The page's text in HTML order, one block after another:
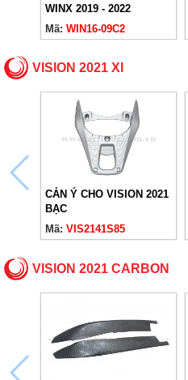
WINX 2019 - 2022
CARBON
Mã: WIN16-09C2
VISION 2021 XI
CẢN Ý CHO VISION 2021
BẠC
Mã: VIS2141S85
VISION 2021 CARBON